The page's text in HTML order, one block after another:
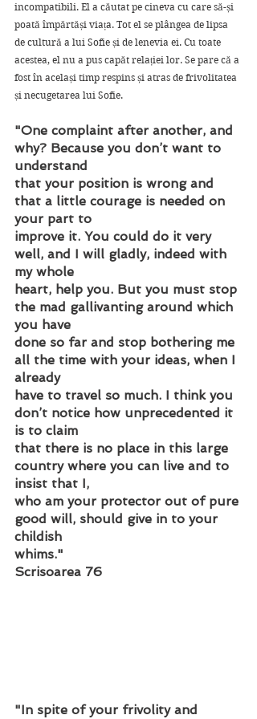
incompatibili. El a căutat pe cineva cu care să-și
poată împărtăși viața. Tot el se plângea de lipsa
de cultură a lui Sofie și de lenevia ei. Cu toate
acestea, el nu a pus capăt relației lor. Se pare că a
fost în același timp respins și atras de frivolitatea
și necugetarea lui Sofie.
"One complaint after another, and
why? Because you don’t want to
understand
that your position is wrong and
that a little courage is needed on
your part to
improve it. You could do it very
well, and I will gladly, indeed with
my whole
heart, help you. But you must stop
the mad gallivanting around which
you have
done so far and stop bothering me
all the time with your ideas, when I
already
have to travel so much. I think you
don’t notice how unprecedented it
is to claim
that there is no place in this large
country where you can live and to
insist that I,
who am your protector out of pure
good will, should give in to your
childish
whims."
Scrisoarea 76
"In spite of your frivolity and